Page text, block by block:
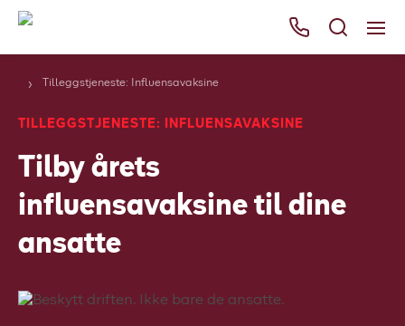
Våre tjenester
Områder
Kurs
Bli kunde
Bestill
Tilleggstjeneste: Influensavaksine
TILLEGGSTJENESTE: INFLUENSAVAKSINE
Tilby årets
influensavaksine til dine
ansatte